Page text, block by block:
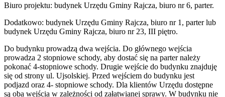
Biuro projektu: budynek Urzędu Gminy Rajcza, biuro nr 6, parter.
Dodatkowo: budynek Urzędu Gminy Rajcza, biuro nr 1, parter lub
budynek Urzędu Gminy Rajcza, biuro nr 23, III piętro.
Do budynku prowadzą dwa wejścia. Do głównego wejścia
prowadza 2 stopniowe schody, aby dostać się na parter należy
pokonać 4-stopniowe schody. Drugie wejście do budynku znajduję
się od strony ul. Ujsolskiej. Przed wejściem do budynku jest
podjazd oraz 4- stopniowe schody. Dla klientów Urzędu dostępne
są oba wejścia w zależności od załatwianej sprawy. W budynku nie